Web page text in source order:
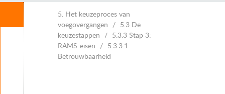
Leeswijzer
1. Inleiding voegovergangen
5. Het keuzeproces van
voegovergangen
5.3 De
keuzestappen
5.3.3 Stap 3:
RAMS-eisen
5.3.3.1
Betrouwbaarheid